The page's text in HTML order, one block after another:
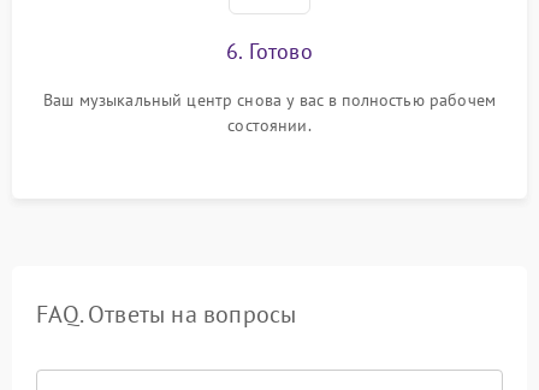
6. Готово
Ваш музыкальный центр снова у вас в полностью рабочем
состоянии.
FAQ. Ответы на вопросы